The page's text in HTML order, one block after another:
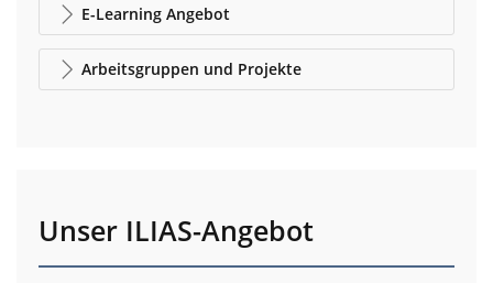
E-Learning Angebot
Arbeitsgruppen und Projekte
Unser ILIAS-Angebot